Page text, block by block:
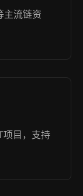
主流链资
项目，支持